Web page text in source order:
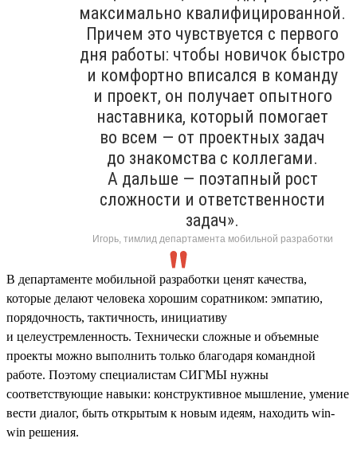
максимально квалифицированной.
Причем это чувствуется с первого
дня работы: чтобы новичок быстро
и комфортно вписался в команду
и проект, он получает опытного
наставника, который помогает
во всем — от проектных задач
до знакомства с коллегами.
А дальше — поэтапный рост
сложности и ответственности
задач».
Игорь, тимлид департамента мобильной разработки
В департаменте мобильной разработки ценят качества,
которые делают человека хорошим соратником: эмпатию,
порядочность, тактичность, инициативу
и целеустремленность. Технически сложные и объемные
проекты можно выполнить только благодаря командной
работе. Поэтому специалистам СИГМЫ нужны
соответствующие навыки: конструктивное мышление, умение
вести диалог, быть открытым к новым идеям, находить win-
win решения.